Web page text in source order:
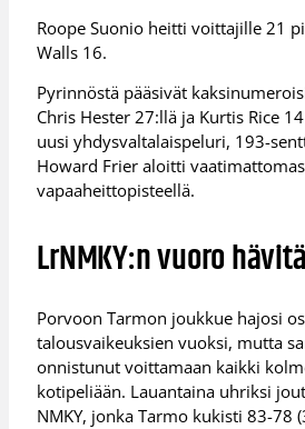
Roope Suonio heitti voittajille 21
Walls 16.
Pyrinnöstä pääsivät
Chris Hester 27:llä ja Kurtis Rice
uusi yhdysvaltalaispeluri, 193-
Howard Frier aloitti
vapaaheittopisteellä.
LrNMKY:n vuoro
Porvoon Tarmon joukkue hajosi
talousvaikeuksien vuoksi, mutta
onnistunut voittamaan kaikki
kotipeliään. Lauantaina uhriksi
NMKY, jonka Tarmo kukisti 83-78